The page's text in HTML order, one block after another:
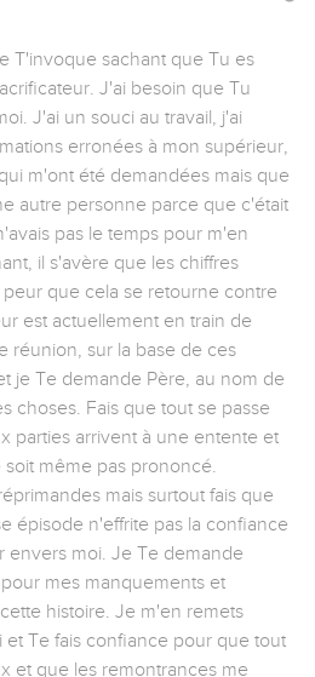
T'invoque sachant que Tu es
J'ai besoin que Tu
J'ai un souci au travail, j'ai
erronées à mon supérieur,
m'ont été demandées mais que
autre personne parce que c'était
pas le temps pour m'en
il s'avère que les chiffres
peur que cela se retourne contre
est actuellement en train de
réunion, sur la base de ces
je Te demande Père, au nom de
choses. Fais que tout se passe
parties arrivent à une entente et
même pas prononcé.
mais surtout fais que
épisode n'effrite pas la confiance
envers moi. Je Te demande
mes manquements et
histoire. Je m'en remets
et Te fais confiance pour que tout
et que les remontrances me